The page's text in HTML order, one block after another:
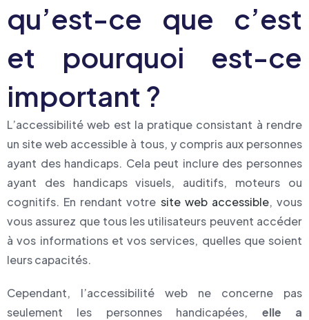
qu’est-ce que c’est
et pourquoi est-ce
important ?
L’accessibilité web est la pratique consistant à rendre
un site web accessible à tous, y compris aux personnes
ayant des handicaps. Cela peut inclure des personnes
ayant des handicaps visuels, auditifs, moteurs ou
cognitifs. En rendant votre site web accessible, vous
vous assurez que tous les utilisateurs peuvent accéder
à vos informations et vos services, quelles que soient
leurs capacités.
Cependant, l’accessibilité web ne concerne pas
seulement les personnes handicapées, elle a